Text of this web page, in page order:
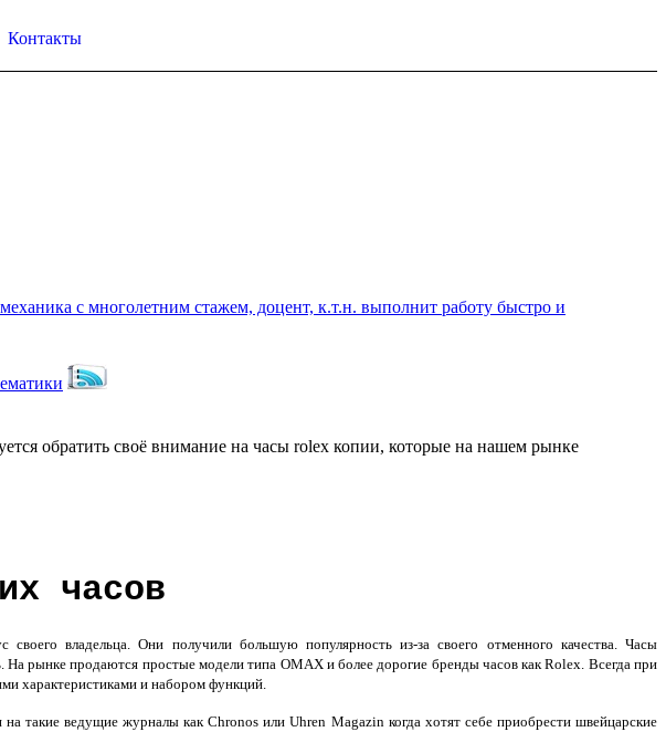
Контакты
с многолетним стажем, доцент, к.т.н. выполнит работу быстро и
обратить своё внимание на часы rolex копии, которые на нашем рынке
часов
своего владельца. Они получили большую популярность из-за своего отменного качества. Часы
рынке продаются простые модели типа OMAX и более дорогие бренды часов как Rolex. Всегда при
характеристиками и набором функций.
на такие ведущие журналы как Chronos или Uhren Magazin когда хотят себе приобрести швейцарские